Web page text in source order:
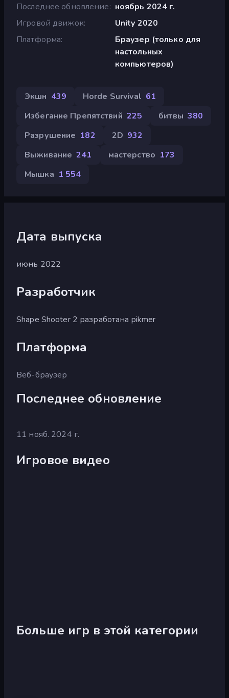
Последнее обновление
ноябрь 2024 г.
Игровой движок
Unity 2020
Платформа
Браузер (только для
настольных
компьютеров)
Экшн 439 Horde Survival 61
Избегание Препятствий 225 битвы 380
Разрушение 182 2D 932
Выживание 241 мастерство 173
Мышка 1 554
Дата выпуска
июнь 2022
Разработчик
Shape Shooter 2 разработана pikmer
Платформа
Веб-браузер
Последнее обновление
11 нояб. 2024 г.
Игровое видео
Больше игр в этой категории